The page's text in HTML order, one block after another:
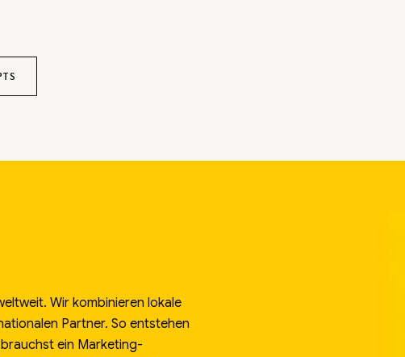
Wir kombinieren lokale
Partner. So entstehen
ein Marketing-